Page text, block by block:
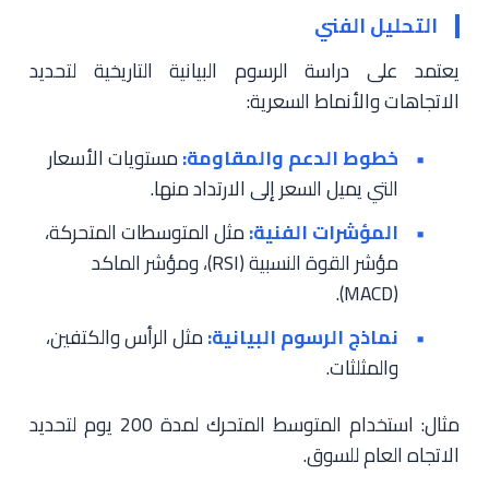
التحليل الفني
يعتمد على دراسة الرسوم البيانية التاريخية لتحديد
الاتجاهات والأنماط السعرية:
خطوط الدعم والمقاومة:مستويات الأسعار
التي يميل السعر إلى الارتداد منها.
المؤشرات الفنية:مثل المتوسطات المتحركة،
مؤشر القوة النسبية (RSI)، ومؤشر الماكد
(MACD).
نماذج الرسوم البيانية:مثل الرأس والكتفين،
والمثلثات.
مثال: استخدام المتوسط المتحرك لمدة 200 يوم لتحديد
الاتجاه العام للسوق.